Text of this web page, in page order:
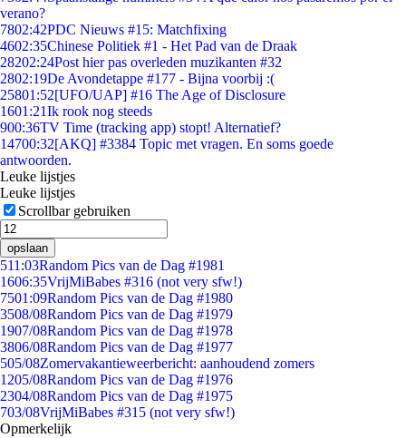
verano?
7802:42PDC Nieuws #15: Matchfixing
4602:35Chinese Politiek #1 - Het Pad van de Draak
28202:24Post hier pas overleden muzikanten #32
2802:19De Avondetappe #177 - Bijna voorbij :(
25801:52[UFO/UAP] #16 The Age of Disclosure
1601:21Ik rook nog steeds
900:36TV Time (tracking app) stopt! Alternatief?
14700:32[AKQ] #3384 Topic met vragen. En soms goede
antwoorden.
Leuke lijstjes
Leuke lijstjes
Scrollbar gebruiken
opslaan
511:03Random Pics van de Dag #1981
1606:35VrijMiBabes #316 (not very sfw!)
7501:09Random Pics van de Dag #1980
3508/08Random Pics van de Dag #1979
1907/08Random Pics van de Dag #1978
3806/08Random Pics van de Dag #1977
505/08Zomervakantieweerbericht: aanhoudend zomers
1205/08Random Pics van de Dag #1976
2304/08Random Pics van de Dag #1975
703/08VrijMiBabes #315 (not very sfw!)
Opmerkelijk